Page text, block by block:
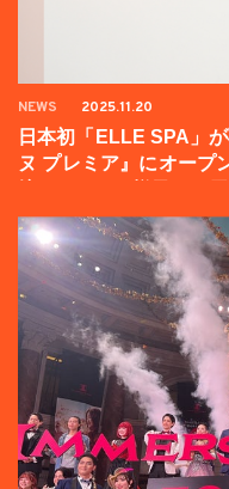
NEWS 2025.11.20
日本初「ELLE SPA」
ヌ プレミア』にオープ